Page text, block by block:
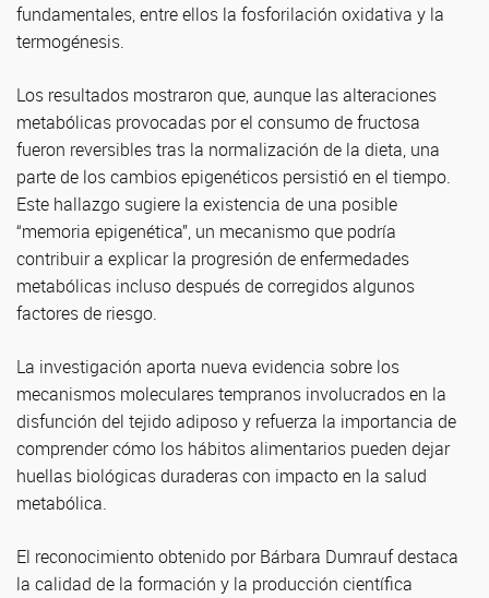
fundamentales, entre ellos la fosforilación oxidativa y la
termogénesis.
Los resultados mostraron que, aunque las alteraciones
metabólicas provocadas por el consumo de fructosa
fueron reversibles tras la normalización de la dieta, una
parte de los cambios epigenéticos persistió en el tiempo.
Este hallazgo sugiere la existencia de una posible
“memoria epigenética”, un mecanismo que podría
contribuir a explicar la progresión de enfermedades
metabólicas incluso después de corregidos algunos
factores de riesgo.
La investigación aporta nueva evidencia sobre los
mecanismos moleculares tempranos involucrados en la
disfunción del tejido adiposo y refuerza la importancia de
comprender cómo los hábitos alimentarios pueden dejar
huellas biológicas duraderas con impacto en la salud
metabólica.
El reconocimiento obtenido por Bárbara Dumrauf destaca
la calidad de la formación y la producción científica